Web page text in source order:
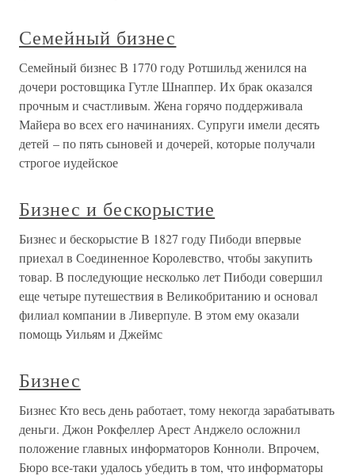
Семейный бизнес
Семейный бизнес В 1770 году Ротшильд женился на
дочери ростовщика Гутле Шнаппер. Их брак оказался
прочным и счастливым. Жена горячо поддерживала
Майера во всех его начинаниях. Супруги имели десять
детей – по пять сыновей и дочерей, которые получали
строгое иудейское
Бизнес и бескорыстие
Бизнес и бескорыстие В 1827 году Пибоди впервые
приехал в Соединенное Королевство, чтобы закупить
товар. В последующие несколько лет Пибоди совершил
еще четыре путешествия в Великобританию и основал
филиал компании в Ливерпуле. В этом ему оказали
помощь Уильям и Джеймс
Бизнес
Бизнес Кто весь день работает, тому некогда зарабатывать
деньги. Джон Рокфеллер Арест Анджело осложнил
положение главных информаторов Конноли. Впрочем,
Бюро все-таки удалось убедить в том, что информаторы